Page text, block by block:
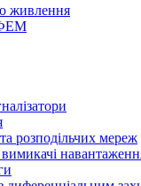
живлення
ФЕМ
розподільчих мереж